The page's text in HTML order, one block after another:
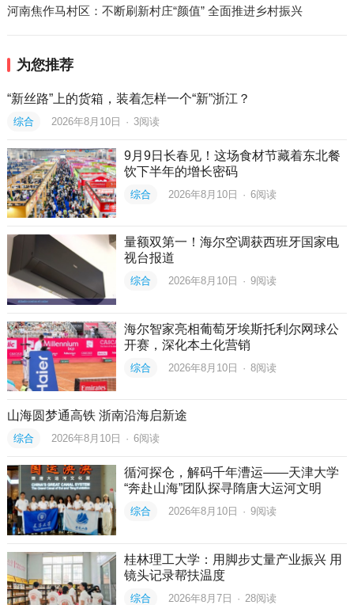
河南焦作马村区：不断刷新村庄“颜值” 全面推进乡村振兴
为您推荐
“新丝路”上的货箱，装着怎样一个“新”浙江？
综合 2026年8月10日 · 3阅读
9月9日长春见！这场食材节藏着东北餐
饮下半年的增长密码
综合 2026年8月10日 · 6阅读
量额双第一！海尔空调获西班牙国家电
视台报道
综合 2026年8月10日 · 9阅读
海尔智家亮相葡萄牙埃斯托利尔网球公
开赛，深化本土化营销
综合 2026年8月10日 · 8阅读
山海圆梦通高铁 浙南沿海启新途
综合 2026年8月10日 · 6阅读
循河探仓，解码千年漕运——天津大学
“奔赴山海”团队探寻隋唐大运河文明
综合 2026年8月10日 · 9阅读
桂林理工大学：用脚步丈量产业振兴 用
镜头记录帮扶温度
综合 2026年8月7日 · 28阅读